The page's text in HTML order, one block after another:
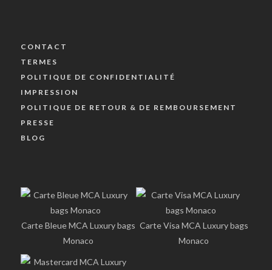
CONTACT
TERMES
POLITIQUE DE CONFIDENTIALITÉ
IMPRESSION
POLITIQUE DE RETOUR & DE REMBOURSEMENT
PRESSE
BLOG
Carte Bleue MCA Luxury bags
Monaco
Carte Visa MCA Luxury bags
Monaco